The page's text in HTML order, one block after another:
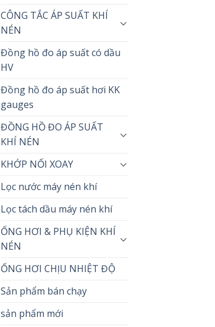
CÔNG TẮC ÁP SUẤT KHÍ
NÉN
Đồng hồ đo áp suất có dầu
HV
Đồng hồ đo áp suất hơi KK
gauges
ĐỒNG HỒ ĐO ÁP SUẤT
KHÍ NÉN
KHỚP NỐI XOAY
Lọc nước máy nén khí
Lọc tách dầu máy nén khí
ỐNG HƠI & PHỤ KIỆN KHÍ
NÉN
ỐNG HƠI CHỊU NHIỆT ĐỘ
Sản phẩm bán chạy
sản phẩm mới